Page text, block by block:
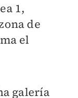
1,
de
el
galería